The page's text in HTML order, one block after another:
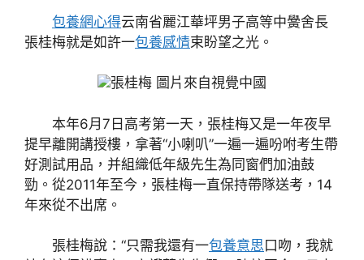
包養網心得云南省麗江華坪男子高等中黌舍長
張桂梅就是如許一包養感情束盼望之光。
張桂梅 圖片來自視覺中國
本年6月7日高考第一天，張桂梅又是一年夜早
提早離開講授樓，拿著“小喇叭”一遍一遍吩咐考生帶
好測試用品，并組織低年級先生為同窗們加油鼓
勁。從2011年至今，張桂梅一直保持帶隊送考，14
年來從不出席。
張桂梅說：“只需我還有一包養意思 口吻，我就